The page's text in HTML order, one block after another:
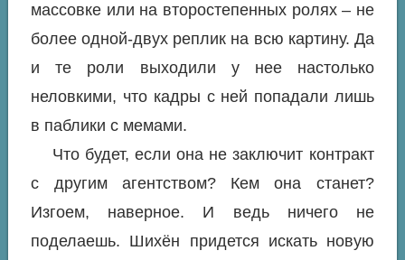
массовке или на второстепенных ролях – не
более одной-двух реплик на всю картину. Да
и те роли выходили у нее настолько
неловкими, что кадры с ней попадали лишь
в паблики с мемами.
Что будет, если она не заключит контракт
с другим агентством? Кем она станет?
Изгоем, наверное. И ведь ничего не
поделаешь. Шихён придется искать новую